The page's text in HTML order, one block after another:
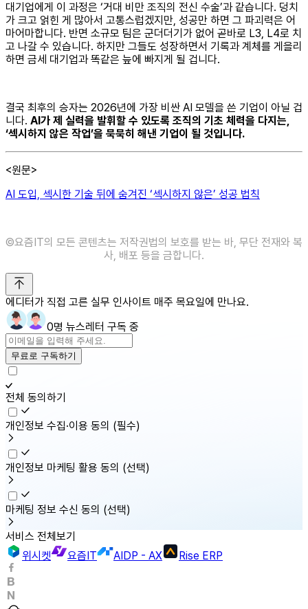
대기업에게 이 과정은 ‘거대 비만 조직의 전신 수술’과 같습니다. 덩치
가 크고 얽힌 게 많아서 고통스럽겠지만, 성공만 하면 그 파괴력은 어
마어마합니다. 반면 소규모 팀은 군더더기가 없어 곧바로 L3, L4로 치
고 나갈 수 있습니다. 하지만 그들도 성장하면서 기록과 계체를 게을리
하면 금세 대기업과 똑같은 늪에 빠지게 될 겁니다.
결국 최후의 승자는 2026년에 가장 비싼 AI 모델을 쓴 기업이 아닐 겁
니다. AI가 제 실력을 발휘할 수 있도록 조직의 기초 체력을 다지는,
‘섹시하지 않은 작업’을 묵묵히 해낸 기업이 될 것입니다.
<원문>
AI 도입, 섹시한 기술 뒤에 숨겨진 ‘섹시하지 않은’ 성공 법칙
©️요즘IT의 모든 콘텐츠는 저작권법의 보호를 받는 바, 무단 전재와 복
사, 배포 등을 금합니다.
에디터가 직접 고른 실무 인사이트 매주 목요일에 만나요.
0명 뉴스레터 구독 중
무료로 구독하기
전체 동의하기
개인정보 수집·이용 동의 (필수)
개인정보 마케팅 활용 동의 (선택)
마케팅 정보 수신 동의 (선택)
서비스 전체보기
위시켓
요즘IT AIDP - AX Rise ERP